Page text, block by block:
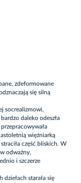
zdeformowane
się silną
socrealizmowi,
daleko odeszła
więźniarką
część bliskich. W
odważny,
i szczerze
starała się